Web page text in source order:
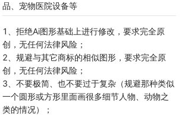
品、宠物医院设备等
1、拒绝Ai图形基础上进行修改，要求完全原
创，无任何法律风险；
2、规避与其它商标的相似图形，要求完全原
创，无任何法律风险；
3、不要极简、也不要过于复杂（规避那种类似
一个圆形或方形里面画很多细节人物、动物之
类的情况）；